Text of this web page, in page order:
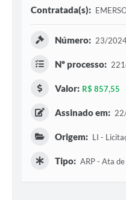
Contratada(s):
Número: 23/
Nº processo:
Valor: R$ 857,55
Assinado em:
Origem: LI -
Tipo: ARP - Ata